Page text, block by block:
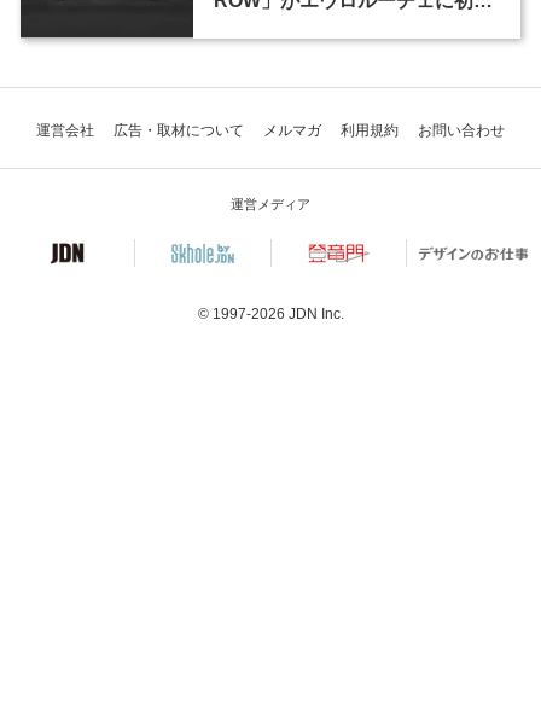
運営会社 広告・取材について メルマガ 利用規約 お問い合わせ
運営メディア
© 1997-2026 JDN Inc.